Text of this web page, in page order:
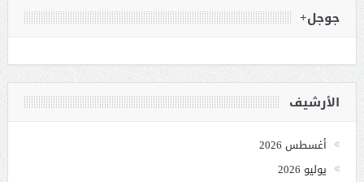
جوجل+
الأرشيف
أغسطس 2026
يوليو 2026